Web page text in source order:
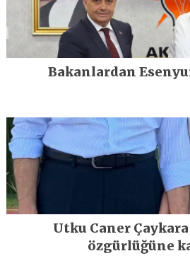
Bakanlardan
Utku Caner
özgürlüğüne